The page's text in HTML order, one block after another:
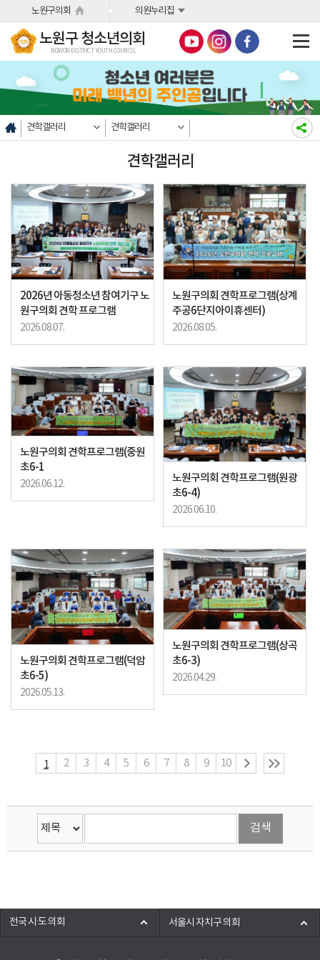
본문바로가기
노원구의회 의원누리집
노원구 청소년의회
NOWON DISTRICT YOUTH COUNCIL
견학갤러리 견학갤러리
견학갤러리
2026년 아동청소년 참여기구 노
원구의회 견학 프로그램
2026.08.07.
노원구의회 견학프로그램(상계
주공6단지아이휴센터)
2026.08.05.
노원구의회 견학프로그램(중원
초6-1
2026.06.12.
노원구의회 견학프로그램(원광
초6-4)
2026.06.10.
노원구의회 견학프로그램(덕암
초6-5)
2026.05.13.
노원구의회 견학프로그램(상곡
초6-3)
2026.04.29.
1 2 3 4 5 6 7 8 9 10
전국 시·도 의회 서울시 자치구 의회